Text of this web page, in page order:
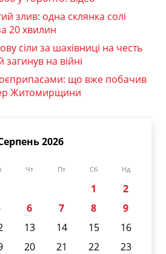
злив: одна склянка солі
20 хвилин
сіли за шахівниці на честь
на війні
що вже побачив
Житомирщини
2026
Чт Пт Сб Нд
1
2
6 7 8
9
13 14 15
16
20 21 22
23